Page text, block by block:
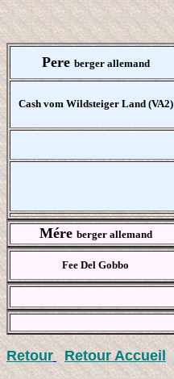
Pere berger allemand
Cash vom Wildsteiger Land (VA2)
Mére berger allemand
Fee Del Gobbo
Retour Retour Accueil